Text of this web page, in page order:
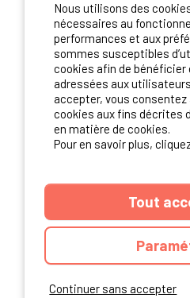
NOS
Continuer sans accepter
Nous utilisons des
nécessaires au
performances et aux
sommes susceptibles
cookies afin de
adressées aux
accepter, vous
cookies aux fins décrites
en matière de cookies.
Pour en savoir plus,
Tout